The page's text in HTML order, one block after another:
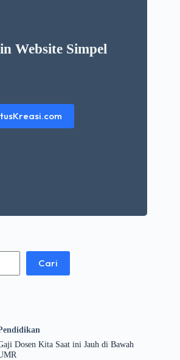
Website Simpel
Cari
Dosen Kita Saat ini Jauh di Bawah